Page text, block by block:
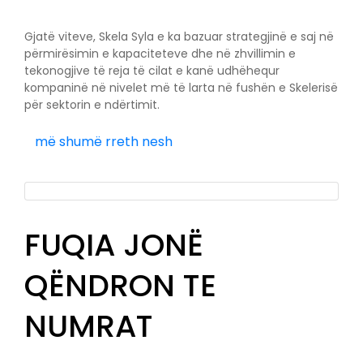
Gjatë viteve, Skela Syla e ka bazuar strategjinë e saj në
përmirësimin e kapaciteteve dhe në zhvillimin e
tekonogjive të reja të cilat e kanë udhëhequr
kompaninë në nivelet më të larta në fushën e Skelerisë
për sektorin e ndërtimit.
më shumë rreth nesh
FUQIA JONË
QËNDRON TE
NUMRAT